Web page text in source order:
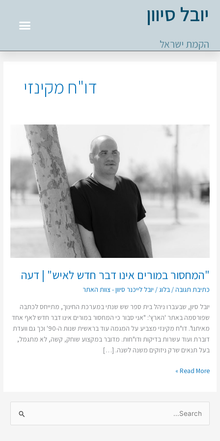
לתוכןיובל סיוון
הקמת ישראל
דו"ח מקינזי
"המחסור במורים אינו דבר חדש לאיש" | דעה
כתיבת תגובה/בלוג/ יובל לייכנר סיוון - צוות האתר
יובל סיון, שבעברו ניהל בית ספר שש שנתי במערכת החינוך, מתייחס לכתבה
שפורסמה באתר 'הארץ': "אני סבור כי המחסור במורים אינו דבר חדש לאף אחד
מאיתנו". דו"ח מקינזי מצביע על המגמה עוד בראשית שנות ה-90' וכך גם וועדת
דוברת ועוד עשרות בדיקות ודו"חות. מדובר במקצוע שוחק, קשה, לא מתגמל,
בעל תנאים שרק ניזוקים משנה לשנה. […]
חדש
לאיש"
|
דעה
Read More »
e